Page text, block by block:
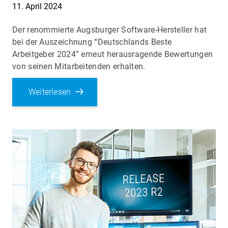
11. April 2024
Der renommierte Augsburger Software-Hersteller hat
bei der Auszeichnung “Deutschlands Beste
Arbeitgeber 2024” erneut herausragende Bewertungen
von seinen Mitarbeitenden erhalten.
Weiterlesen